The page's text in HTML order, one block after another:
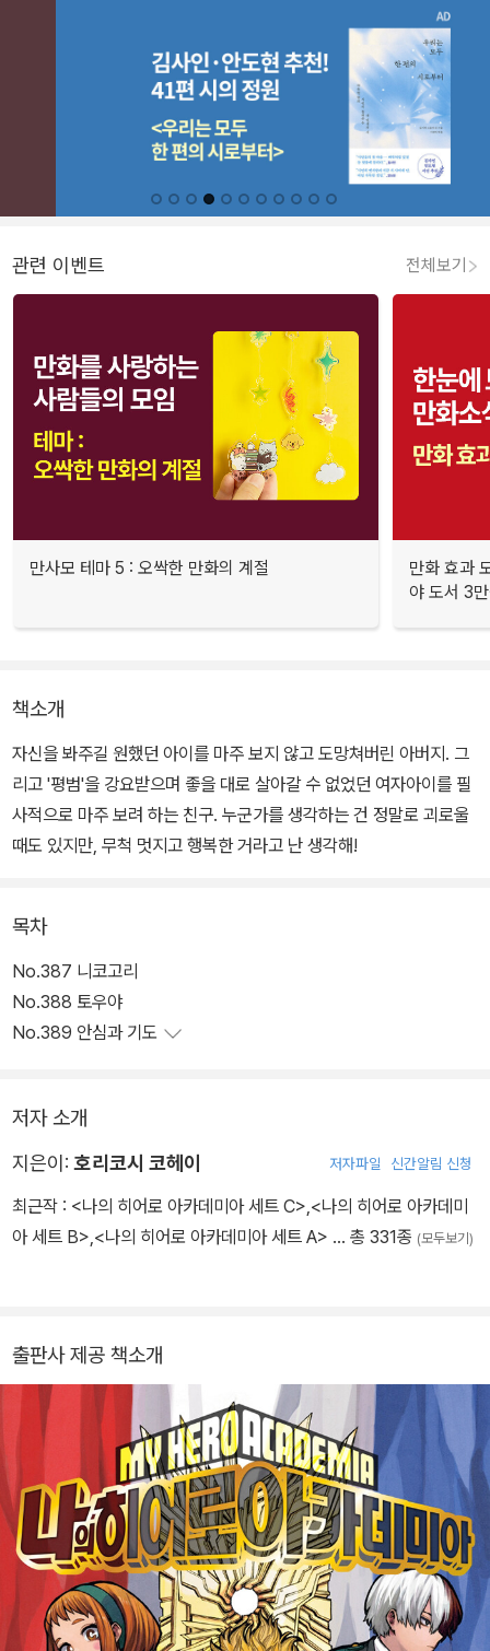
관련 이벤트 전체보기
만사모 테마 5 : 오싹한 만화의 계절
만화 효과
야 도서 3
책소개
자신을 봐주길 원했던 아이를 마주 보지 않고 도망쳐버린 아버지. 그
리고 '평범'을 강요받으며 좋을 대로 살아갈 수 없었던 여자아이를 필
사적으로 마주 보려 하는 친구. 누군가를 생각하는 건 정말로 괴로울
때도 있지만, 무척 멋지고 행복한 거라고 난 생각해!
목차
No.387 니코고리
No.388 토우야
No.389 안심과 기도
저자 소개
지은이:호리코시 코헤이 저자파일 신간알림 신청
최근작 : <나의 히어로 아카데미아 세트 C>,<나의 히어로 아카데미
아 세트 B>,<나의 히어로 아카데미아 세트 A> … 총 331종 (모두보기)
출판사 제공 책소개